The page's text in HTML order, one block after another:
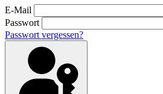
E-Mail
Passwort
Passwort vergessen?